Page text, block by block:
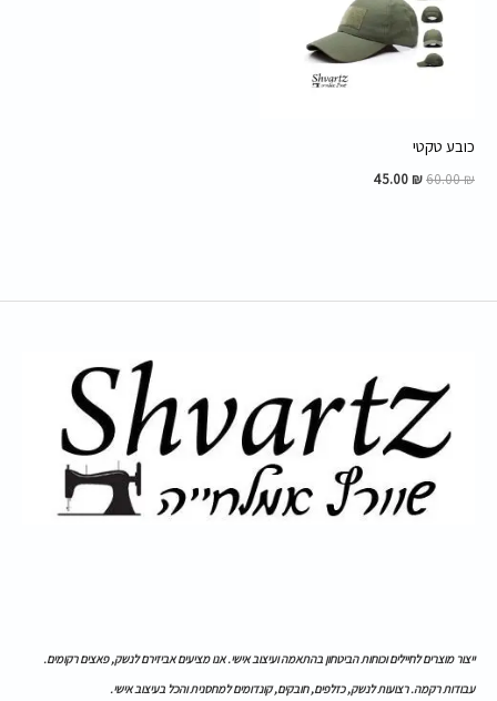
כובע טקטי
60.00₪
45.00 ₪
ייצור מוצרים לחיילים וכוחות הביטחון בהתאמה ועיצוב אישי. אנו מציעים אביזירם לנשק, פאצים רקומים.
עבודות רקמה. רצועות לנשק, כזלפים, חובקים, קונדומים למחסנית והכל בעיצוב אישי.